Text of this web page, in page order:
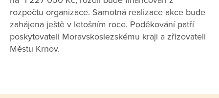
rozpočtu organizace. Samotná realizace akce bude
zahájena ještě v letošním roce. Poděkování patří
poskytovateli Moravskoslezskému kraji a zřizovateli
Městu Krnov.